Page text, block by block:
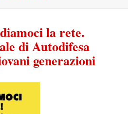
la rete.
di Autodifesa
generazioni